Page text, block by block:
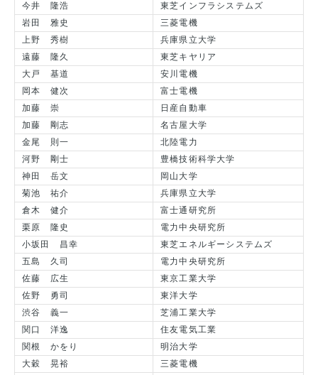
今井 隆浩
東芝インフラシステムズ
岩田 雅史
三菱電機
上野 秀樹
兵庫県立大学
遠藤 隆久
東芝キヤリア
大戸 基道
安川電機
岡本 健次
富士電機
加藤 崇
日産自動車
加藤 剛志
名古屋大学
金尾 則一
北陸電力
河野 剛士
豊橋技術科学大学
神田 岳文
岡山大学
菊池 祐介
兵庫県立大学
倉木 健介
富士通研究所
栗原 隆史
電力中央研究所
小坂田 昌幸
東芝エネルギーシステムズ
五島 久司
電力中央研究所
佐藤 広生
東京工業大学
佐野 勇司
東洋大学
渋谷 義一
芝浦工業大学
関口 洋逸
住友電気工業
関根 かをり
明治大学
大穀 晃裕
三菱電機